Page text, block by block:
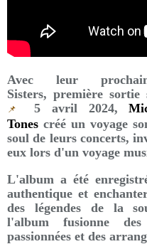
Avec leur
Sisters, première
📌5 avril 2024,
Tones créé un voyage
soul de leurs concerts,
eux lors d'un voyage
L'album a été
authentique et
des légendes de la
l'album fusionne
passionnées et des